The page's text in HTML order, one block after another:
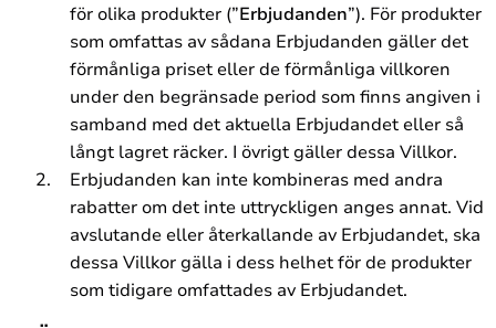
för olika produkter (”Erbjudanden”). För produkter
som omfattas av sådana Erbjudanden gäller det
förmånliga priset eller de förmånliga villkoren
under den begränsade period som finns angiven i
samband med det aktuella Erbjudandet eller så
långt lagret räcker. I övrigt gäller dessa Villkor.
Erbjudanden kan inte kombineras med andra
rabatter om det inte uttryckligen anges annat. Vid
avslutande eller återkallande av Erbjudandet, ska
dessa Villkor gälla i dess helhet för de produkter
som tidigare omfattades av Erbjudandet.